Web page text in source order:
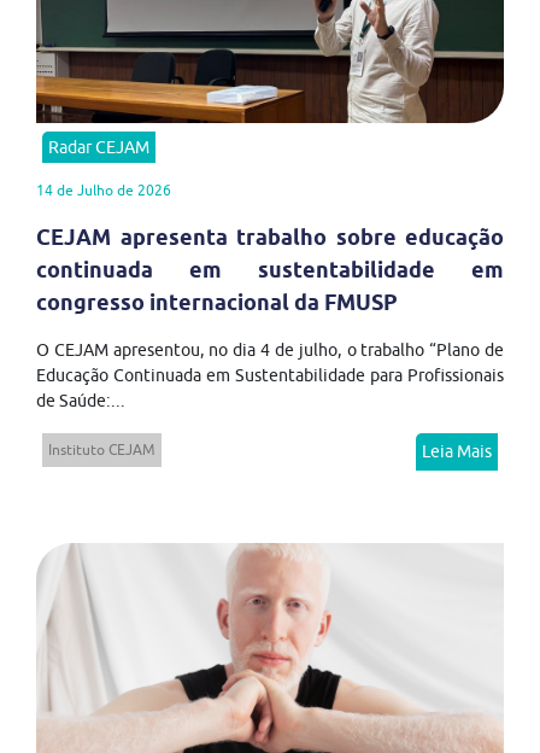
Radar CEJAM
14 de Julho de 2026
CEJAM apresenta trabalho sobre educação
continuada em sustentabilidade em
congresso internacional da FMUSP
O CEJAM apresentou, no dia 4 de julho, o trabalho “Plano de
Educação Continuada em Sustentabilidade para Profissionais
de Saúde:...
Instituto CEJAM Leia Mais